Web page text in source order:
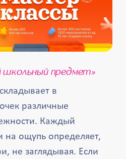
школьный предмет»
в
различные
Каждый
на ощупь определяет,
не заглядывая. Если